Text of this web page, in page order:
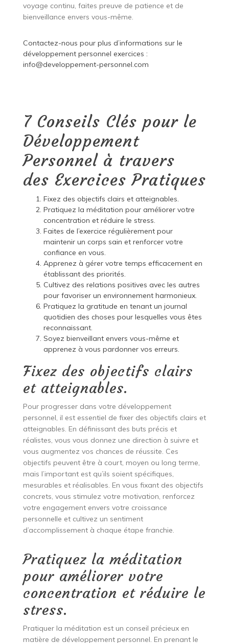
voyage continu, faites preuve de patience et de
bienveillance envers vous-même.
Contactez-nous pour plus d’informations sur le
développement personnel exercices :
info@developpement-personnel.com
7 Conseils Clés pour le
Développement
Personnel à travers
des Exercices Pratiques
Fixez des objectifs clairs et atteignables.
Pratiquez la méditation pour améliorer votre
concentration et réduire le stress.
Faites de l’exercice régulièrement pour
maintenir un corps sain et renforcer votre
confiance en vous.
Apprenez à gérer votre temps efficacement en
établissant des priorités.
Cultivez des relations positives avec les autres
pour favoriser un environnement harmonieux.
Pratiquez la gratitude en tenant un journal
quotidien des choses pour lesquelles vous êtes
reconnaissant.
Soyez bienveillant envers vous-même et
apprenez à vous pardonner vos erreurs.
Fixez des objectifs clairs
et atteignables.
Pour progresser dans votre développement
personnel, il est essentiel de fixer des objectifs clairs et
atteignables. En définissant des buts précis et
réalistes, vous vous donnez une direction à suivre et
vous augmentez vos chances de réussite. Ces
objectifs peuvent être à court, moyen ou long terme,
mais l’important est qu’ils soient spécifiques,
mesurables et réalisables. En vous fixant des objectifs
concrets, vous stimulez votre motivation, renforcez
votre engagement envers votre croissance
personnelle et cultivez un sentiment
d’accomplissement à chaque étape franchie.
Pratiquez la méditation
pour améliorer votre
concentration et réduire le
stress.
Pratiquer la méditation est un conseil précieux en
matière de développement personnel. En prenant le